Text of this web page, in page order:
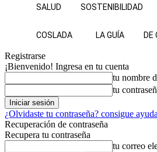
SALUD SOSTENIBILIDAD
COSLADA LA GUÍA DE
Registrarse
¡Bienvenido! Ingresa en tu cuenta
tu nombre
tu
¿Olvidaste tu contraseña? consigue ayuda
Recuperación de contraseña
Recupera tu contraseña
tu correo